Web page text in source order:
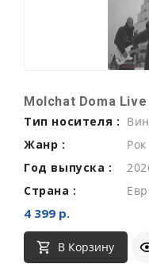
Molchat Doma
Тип носителя :
Жанр :
Рок
Год выпуска :
Страна :
4 399 р.
В Корзину